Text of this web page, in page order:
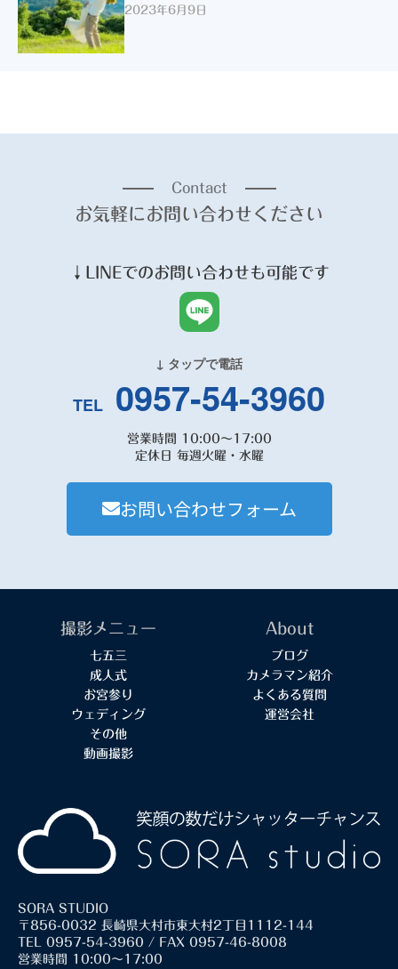
2023年6月9日
Contact
お気軽にお問い合わせください
↓ LINEでのお問い合わせも可能です
↓ タップで電話
TEL 0957-54-3960
営業時間 10:00～17:00
定休日 毎週火曜・水曜
お問い合わせフォーム
撮影メニュー
七五三
成人式
お宮参り
ウェディング
その他
動画撮影
About
ブログ
カメラマン紹介
よくある質問
運営会社
SORA STUDIO
〒856-0032 長崎県大村市東大村2丁目1112-144
TEL 0957-54-3960 / FAX 0957-46-8008
営業時間 10:00～17:00